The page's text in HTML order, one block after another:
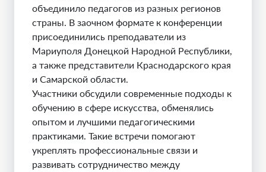
объединило педагогов из разных регионов
страны. В заочном формате к конференции
присоединились преподаватели из
Мариуполя Донецкой Народной Республики,
а также представители Краснодарского края
и Самарской области.
Участники обсудили современные подходы к
обучению в сфере искусства, обменялись
опытом и лучшими педагогическими
практиками. Такие встречи помогают
укреплять профессиональные связи и
развивать сотрудничество между